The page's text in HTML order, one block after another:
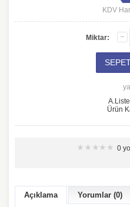
KDV
Miktar:
Ürün
0
Açıklama Yorumlar (0)